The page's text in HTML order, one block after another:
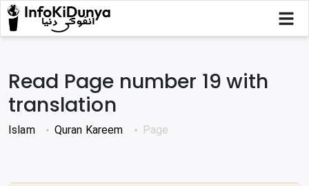
Read Page number 19 with
translation
Islam Quran Kareem Page